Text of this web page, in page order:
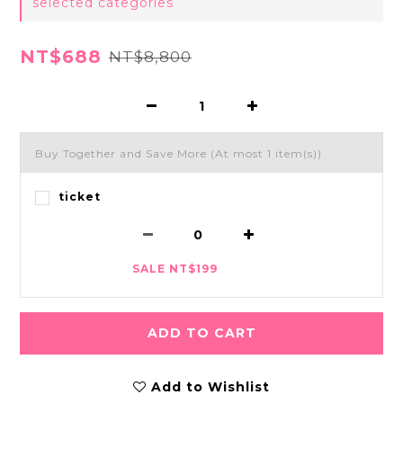
NT$688 NT$8,800
Buy Together and Save More (At most 1 item(s))
ticket
SALE NT$199
ADD TO CART
Add to Wishlist